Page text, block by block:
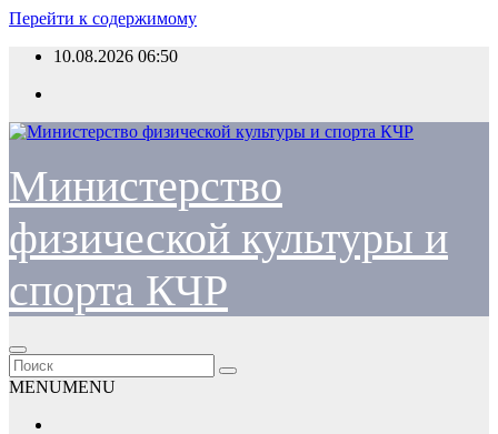
Перейти к содержимому
10.08.2026 06:50
Министерство
физической культуры и
спорта КЧР
MENUMENU